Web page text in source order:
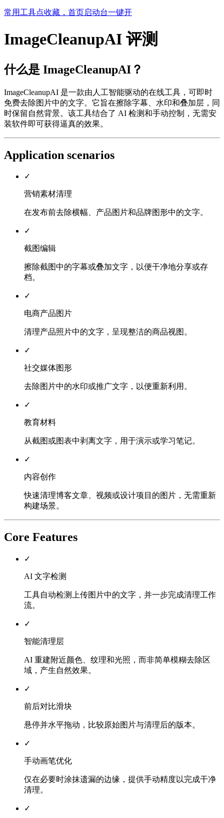
常用工具点收藏，首页启动台一键开
ImageCleanupAI 评测
什么是 ImageCleanupAI？
ImageCleanupAI 是一款由人工智能驱动的在线工具，可即时
免费去除图片中的文字。它旨在擦除字幕、水印和叠加层，同
时保留自然背景。该工具结合了 AI 检测和手动控制，无需安
装软件即可获得逼真的效果。
Application scenarios
✓
营销素材清理
在发布前去除横幅、产品图片和品牌图形中的文字。
✓
截图编辑
擦除截图中的字幕或叠加文字，以便干净地分享或存
档。
✓
电商产品图片
清理产品照片中的文字，呈现整洁的商品视图。
✓
社交媒体图形
去除图片中的水印或推广文字，以便重新利用。
✓
教育材料
从截图或图表中剥离文字，用于演示或学习笔记。
✓
内容创作
快速清理博客文章、视频或设计项目的图片，无需重新
构建场景。
Core Features
✓
AI 文字检测
工具自动检测上传图片中的文字，并一步完成清理工作
流。
✓
智能清理层
AI 重建附近颜色、纹理和光照，而非简单模糊去除区
域，产生自然效果。
✓
前后对比滑块
悬停并水平拖动，比较原始图片与清理后的版本。
✓
手动画笔优化
仅在必要时涂抹遗漏的边缘，提供手动精度以完成干净
清理。
✓